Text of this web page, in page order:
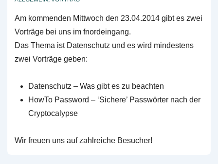
Am kommenden Mittwoch den 23.04.2014 gibt es zwei
Vorträge bei uns im fnordeingang.
Das Thema ist Datenschutz und es wird mindestens
zwei Vorträge geben:
Datenschutz – Was gibt es zu beachten
HowTo Password – ‘Sichere’ Passwörter nach der
Cryptocalypse
Wir freuen uns auf zahlreiche Besucher!